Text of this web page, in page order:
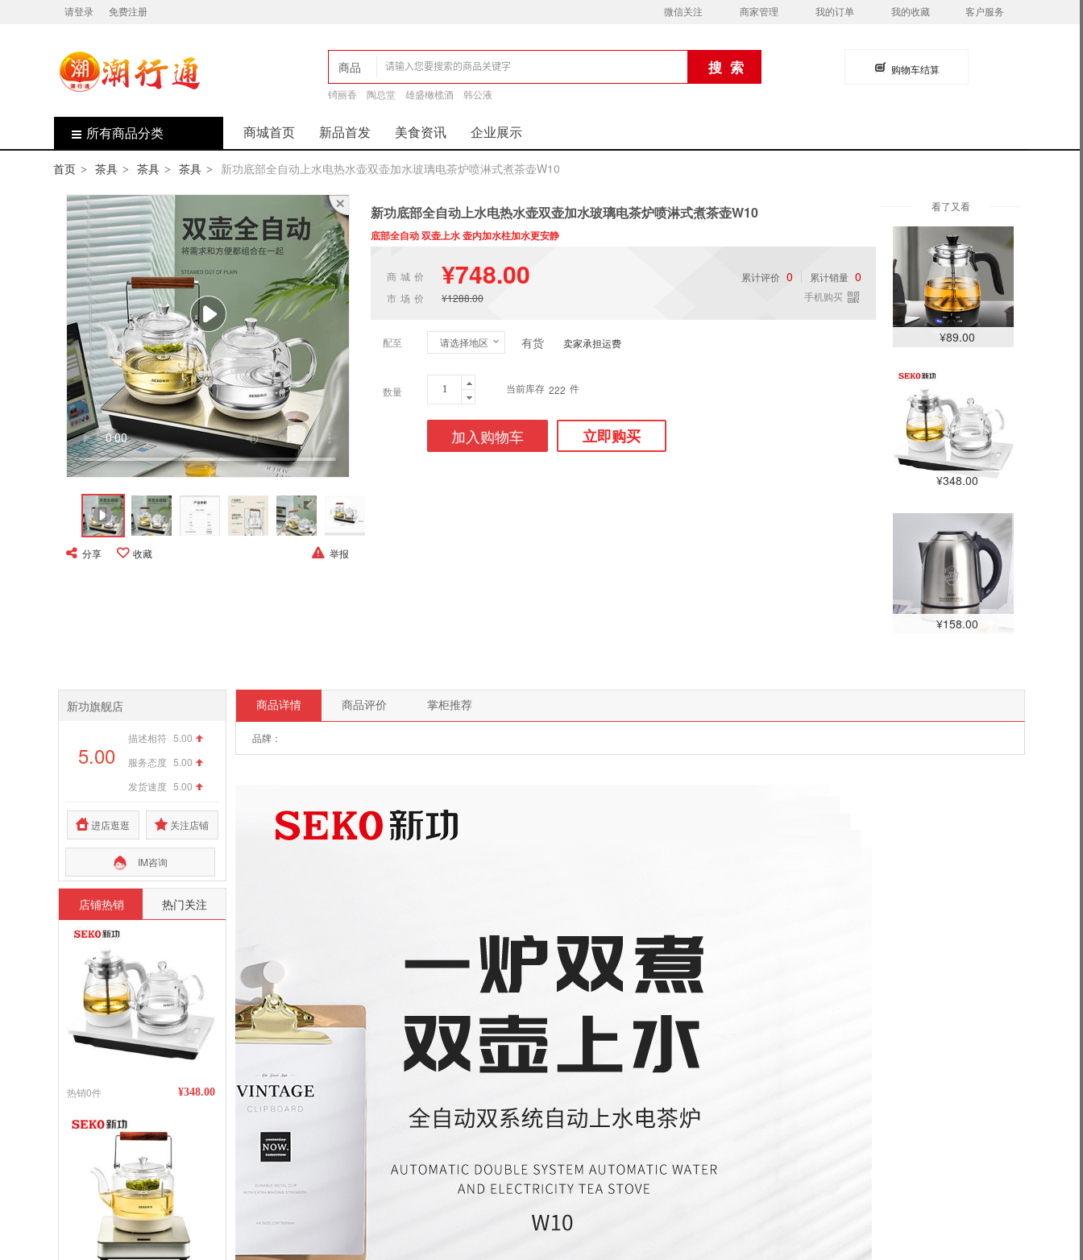
请登录 免费注册 微信关注 商家管理 我的订单 我的收藏 客户服务
商品
店铺
锜丽香 陶总堂 雄盛橄榄酒 韩公液
购物车结算
所有商品分类 商城首页 新品首发 美食资讯 企业展示
首页 > 茶具 > 茶具 > 茶具 > 新功底部全自动上水电热水壶双壶加水玻璃电茶炉喷淋式煮茶壶W10

分享 收藏 举报
新功底部全自动上水电热水壶双壶加水玻璃电茶炉喷淋式煮茶壶W10
底部全自动 双壶上水 壶内加水柱加水更安静
商城价 ¥748.00
市场价 ¥1288.00
累计评价 0 累计销量 0
手机购买
配至 请选择地区 有货 卖家承担运费
数量 当前库存 222 件
加入购物车 立即购买
看了又看
¥89.00
¥348.00
¥158.00
商品详情 商品评价 掌柜推荐
品牌：
新功旗舰店
5.00
描述相符 5.00
服务态度 5.00
发货速度 5.00
进店逛逛 关注店铺
IM咨询
店铺热销 热门关注
¥348.00
热销0件